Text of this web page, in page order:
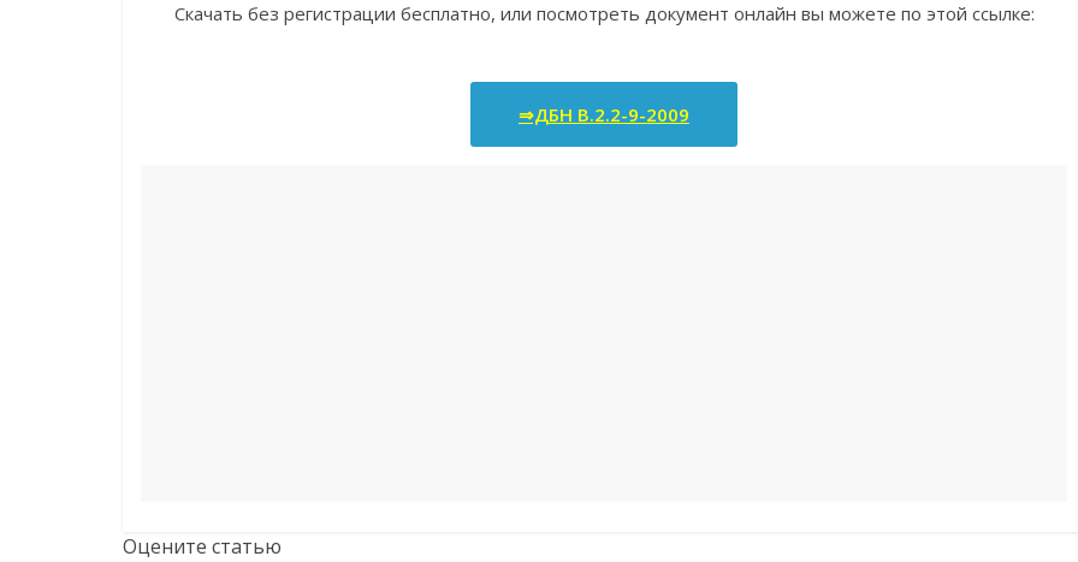
Скачать без регистрации бесплатно, или посмотреть документ онлайн вы можете по этой ссылке:
⇒ДБН В.2.2-9-2009
Оцените статью